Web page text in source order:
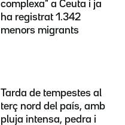
complexa" a Ceuta i ja
ha registrat 1.342
menors migrants
Tarda de tempestes al
terç nord del país, amb
pluja intensa, pedra i